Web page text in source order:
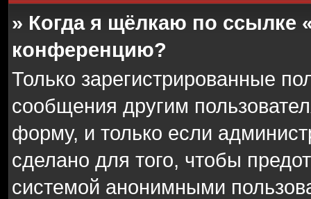
» Когда я щёлкаю по ссылке
конференцию?
Только зарегистрированные
сообщения другим
форму, и только если
сделано для того, чтобы
системой анонимными